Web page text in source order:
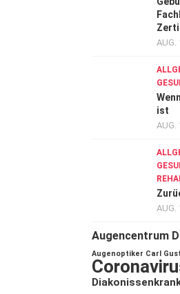
AUG.
ist
AUG.
AUG.
Augencentrum
Augenoptiker Carl